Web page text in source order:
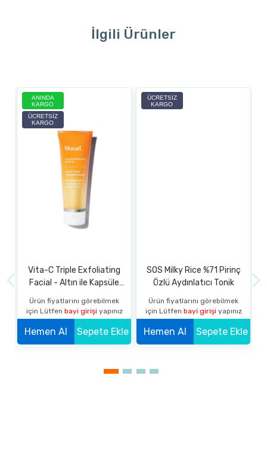
İlgili Ürünler
ANINDA
KARGO
ÜCRETSIZ
KARGO
Vita-C Triple Exfoliating
Facial - Altın ile Kapsüle
Edilmiş C Vitamini İçeren
Cilt Yenileyici Profesyonel
Ev Peelingi
Ürün fiyatlarını görebilmek
için Lütfen bayi girişi yapınız
Hemen Al Sepete Ekle
ÜCRETSIZ
KARGO
SOS Milky Rice %71 Pirinç
Özlü Aydınlatıcı Tonik
Ürün fiyatlarını görebilmek
için Lütfen bayi girişi yapınız
Hemen Al Sepete Ekle